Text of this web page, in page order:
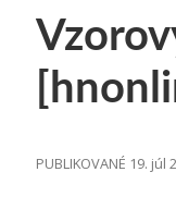
PUBLIKOVANÉ 19. júl